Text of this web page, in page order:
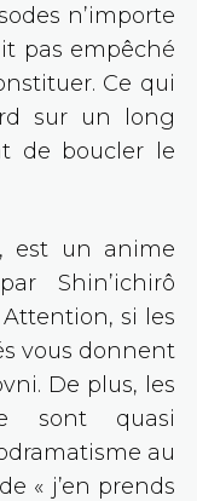
n’importe
pas empêché
Ce qui
sur un long
de boucler le
est un anime
Shin’ichirô
si les
vous donnent
De plus, les
sont quasi
au
« j’en prends